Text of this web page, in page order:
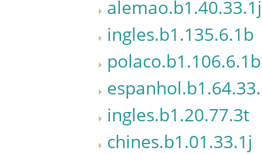
alemao.b1.40.33.1j
ingles.b1.135.6.1b
polaco.b1.106.6.1b
ingles.b1.20.77.3t
chines.b1.01.33.1j